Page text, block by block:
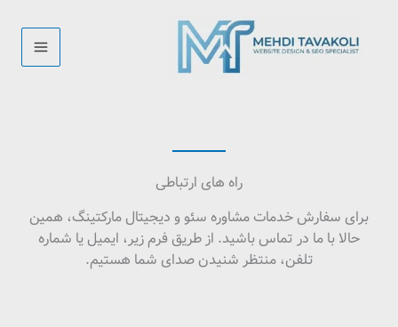
راه های ارتباطی
برای سفارش خدمات مشاوره سئو و دیجیتال مارکتینگ، همین
حالا با ما در تماس باشید. از طریق فرم زیر، ایمیل یا شماره
تلفن، منتظر شنیدن صدای شما هستیم.